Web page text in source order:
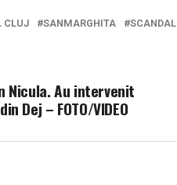
CLUJ SANMARGHITA
SCANDAL
Nicula. Au intervenit
Dej – FOTO/VIDEO